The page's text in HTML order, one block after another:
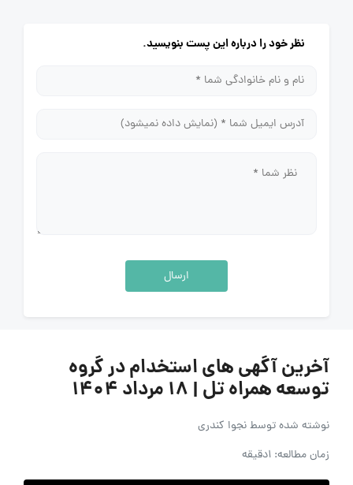
نظر خود را درباره این پست بنویسید.
ارسال
آخرین آگهی های استخدام در گروه
توسعه همراه تل | 18 مرداد 1404
نوشته شده توسطنجوا کندری
زمان مطالعه: 1دقیقه